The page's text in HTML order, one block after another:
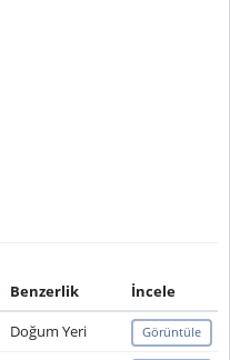
Benzerlik
İncele
Doğum Yeri Görüntüle